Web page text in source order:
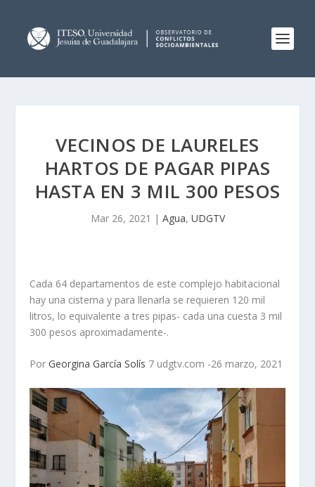
VECINOS DE LAURELES
HARTOS DE PAGAR PIPAS
HASTA EN 3 MIL 300 PESOS
Mar 26, 2021 | Agua, UDGTV
Cada 64 departamentos de este complejo habitacional
hay una cisterna y para llenarla se requieren 120 mil
litros, lo equivalente a tres pipas- cada una cuesta 3 mil
300 pesos aproximadamente-.
PorGeorgina García Solís 7 udgtv.com -26 marzo, 2021